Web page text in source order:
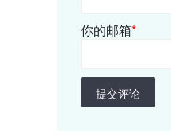
你的邮箱*
提交评论